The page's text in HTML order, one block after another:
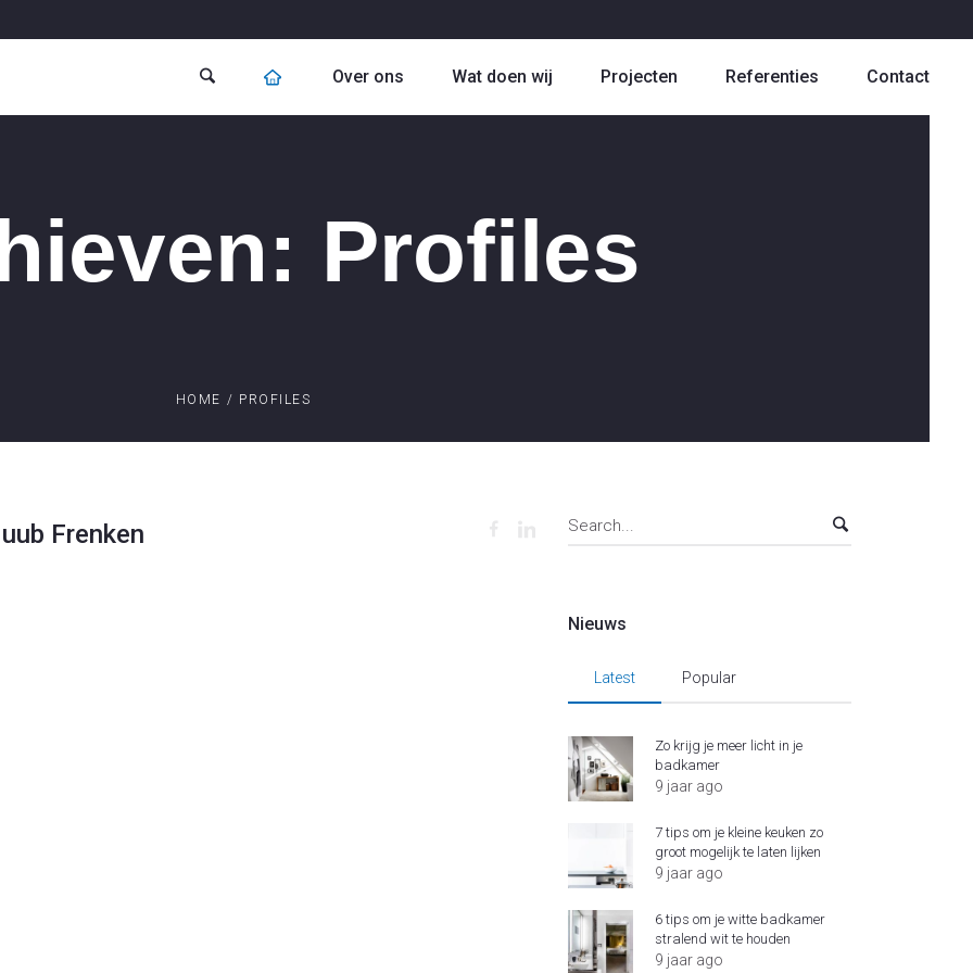
Over ons Wat doen wij Projecten Referenties Contact
Profiles
HOME / PROFILES
Frenken
Nieuws
Latest Popular
Zo krijg je meer licht in je
badkamer
9 jaar ago
7 tips om je kleine keuken zo
groot mogelijk te laten lijken
9 jaar ago
6 tips om je witte badkamer
stralend wit te houden
9 jaar ago